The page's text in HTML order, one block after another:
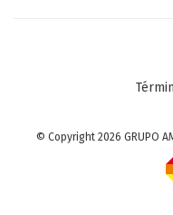
© Copyright 2026 GRUPO